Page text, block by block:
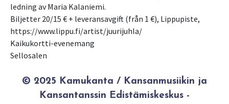
ledning av Maria Kalaniemi.
Biljetter 20/15 € + leveransavgift (från 1 €), Lippupiste,
https://www.lippu.fi/artist/juurijuhla/
Kaikukortti-evenemang
© 2025 Kamukanta / Kansanmusiikin ja
Kansantanssin Edistämiskeskus -